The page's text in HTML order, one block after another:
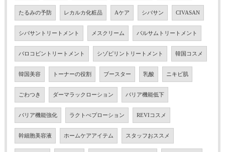
たるみの予防 レカルカ化粧品 Aケア シバサン CIVASAN
シバサントリートメント メスクリーム バルサムトリートメント
バロコビントリートメント シゾピリントリートメント 韓国コスメ
韓国美容 トーナーの役割 ブースター 乳酸 ニキビ肌
ごわつき ダーマラックローション バリア機能低下
バリア機能強化 ラクトぺプローション REVIコスメ
幹細胞美容液 ホームケアアイテム スタッフおススメ